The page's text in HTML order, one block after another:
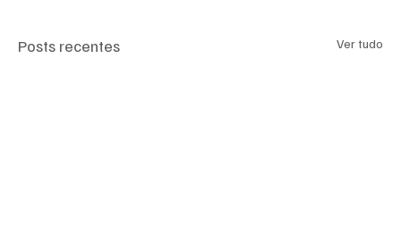
Posts recentes Ver tudo